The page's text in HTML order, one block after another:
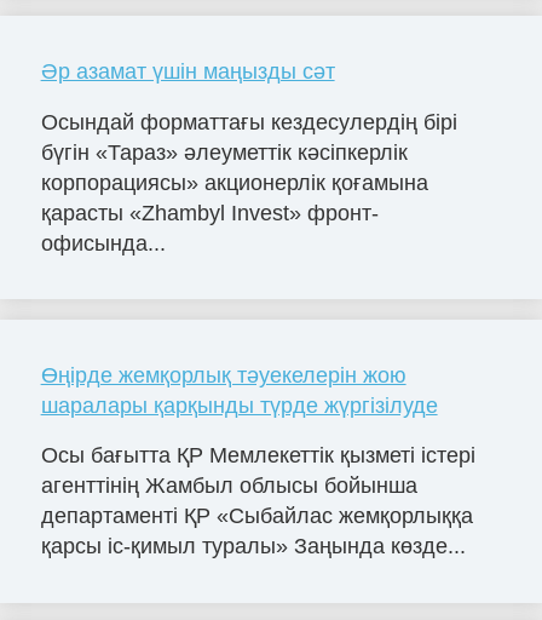
Әр азамат үшін маңызды сәт
Осындай форматтағы кездесулердің бірі
бүгін «Тараз» әлеуметтік кәсіпкерлік
корпорациясы» акционерлік қоғамына
қарасты «Zhambyl Invest» фронт-
офисында...
Өңірде жемқорлық тәуекелерін жою
шаралары қарқынды түрде жүргізілуде
Осы бағытта ҚР Мемлекеттік қызметі істері
агенттінің Жамбыл облысы бойынша
департаменті ҚР «Сыбайлас жемқорлыққа
қарсы іс-қимыл туралы» Заңында көзде...